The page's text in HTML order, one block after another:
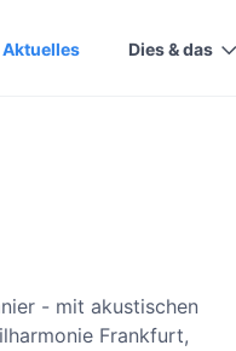
Aktuelles Dies & das
- mit akustischen
Frankfurt,